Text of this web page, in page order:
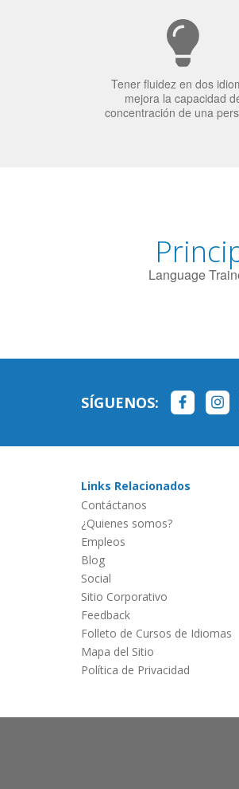
Tener fluidez en dos
mejora la capacidad
concentración de una
Language
SÍGUENOS:
Links Relacionados
Contáctanos
¿Quienes somos?
Empleos
Blog
Social
Sitio Corporativo
Feedback
Folleto de Cursos de Idiomas
Mapa del Sitio
Política de Privacidad